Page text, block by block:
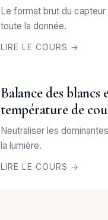
Le format brut du capteur
toute la donnée.
LIRE LE COURS →
Balance des blancs
température de
Neutraliser les
la lumière.
LIRE LE COURS →